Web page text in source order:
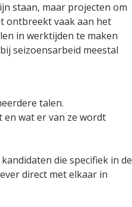
staan, maar projecten om
ontbreekt vaak aan het
in werktijden te maken
seizoensarbeid meestal
talen.
wat er van ze wordt
die specifiek in de
direct met elkaar in